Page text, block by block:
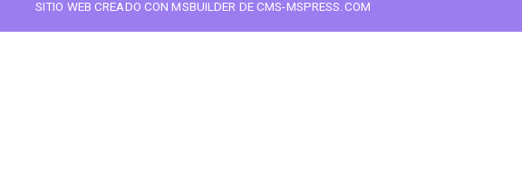
SITIO WEB CREADO CON MSBUILDER DE CMS-MSPRESS.COM